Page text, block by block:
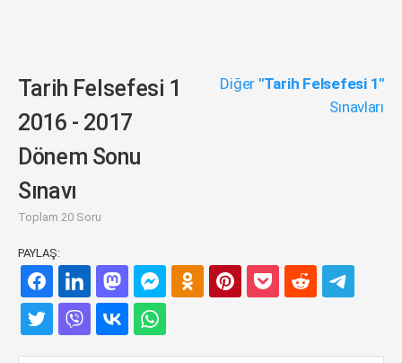
Tarih Felsefesi 1
2016 - 2017
Dönem Sonu
Sınavı
Toplam 20 Soru
Diğer "Tarih Felsefesi 1"
Sınavları
PAYLAŞ: